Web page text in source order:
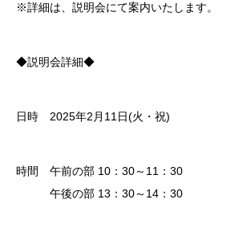
※詳細は、説明会にて案内いたします。
◆説明会詳細◆
日時 2025年2月11日(火・祝)
時間 午前の部 10：30～11：30
午後の部 13：30～14：30